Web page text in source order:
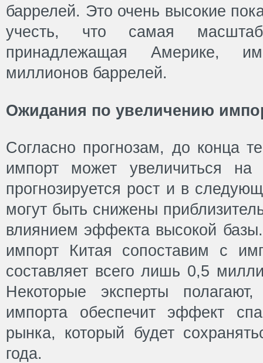
баррелей. Это очень высокие
учесть, что самая
принадлежащая Америке,
миллионов баррелей.
Ожидания по увеличению
Согласно прогнозам, до конца
импорт может увеличиться
прогнозируется рост и в
могут быть снижены
влиянием эффекта высокой
импорт Китая сопоставим с
составляет всего лишь 0,5
Некоторые эксперты
импорта обеспечит эффект
рынка, который будет
года.